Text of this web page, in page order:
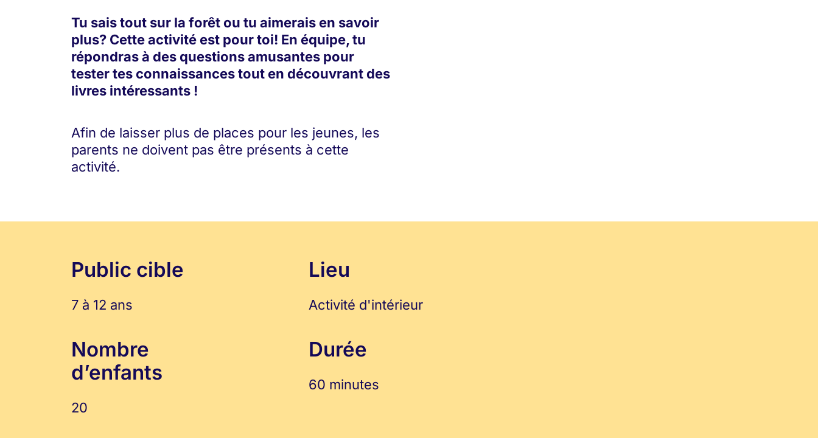
Tu sais tout sur la forêt ou tu aimerais en savoir
plus? Cette activité est pour toi! En équipe, tu
répondras à des questions amusantes pour
tester tes connaissances tout en découvrant des
livres intéressants !
Afin de laisser plus de places pour les jeunes, les
parents ne doivent pas être présents à cette
activité.
Public cible
7 à 12 ans
Nombre
d’enfants
20
Lieu
Activité d'intérieur
Durée
60 minutes